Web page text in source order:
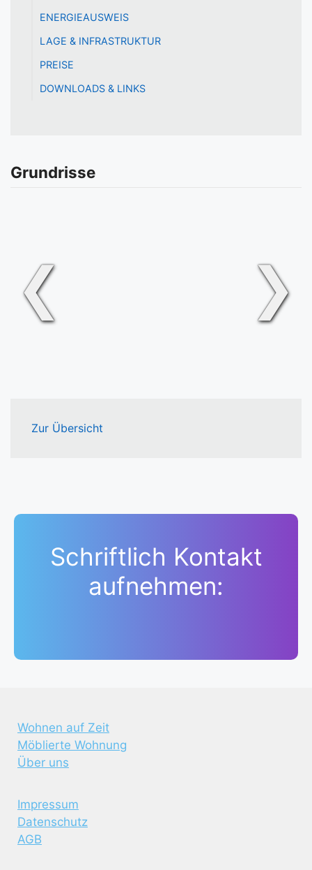
ENERGIEAUSWEIS
LAGE & INFRASTRUKTUR
PREISE
DOWNLOADS & LINKS
Grundrisse
❮ ❯
Zur Übersicht
Schriftlich Kontakt
aufnehmen:
Wohnen auf Zeit
Möblierte Wohnung
Über uns
Impressum
Datenschutz
AGB